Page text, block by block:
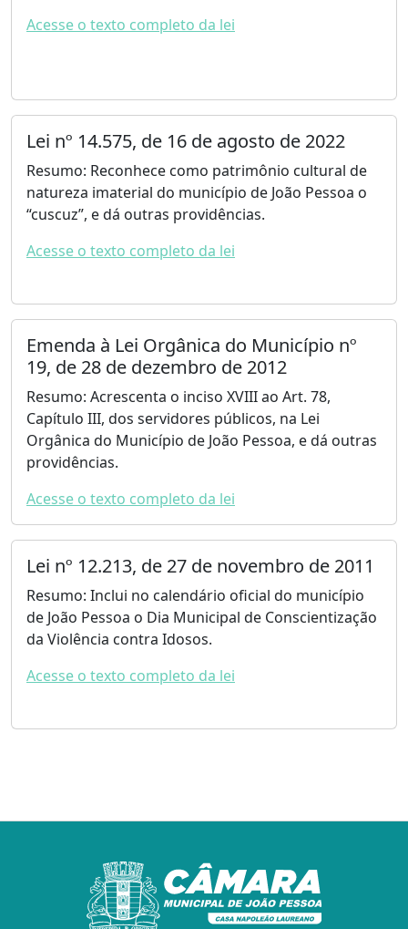
Acesse o texto completo da lei
Lei nº 14.575, de 16 de agosto de 2022
Resumo: Reconhece como patrimônio cultural de
natureza imaterial do município de João Pessoa o
“cuscuz”, e dá outras providências.
Acesse o texto completo da lei
Emenda à Lei Orgânica do Município nº
19, de 28 de dezembro de 2012
Resumo: Acrescenta o inciso XVIII ao Art. 78,
Capítulo III, dos servidores públicos, na Lei
Orgânica do Município de João Pessoa, e dá outras
providências.
Acesse o texto completo da lei
Lei nº 12.213, de 27 de novembro de 2011
Resumo: Inclui no calendário oficial do município
de João Pessoa o Dia Municipal de Conscientização
da Violência contra Idosos.
Acesse o texto completo da lei